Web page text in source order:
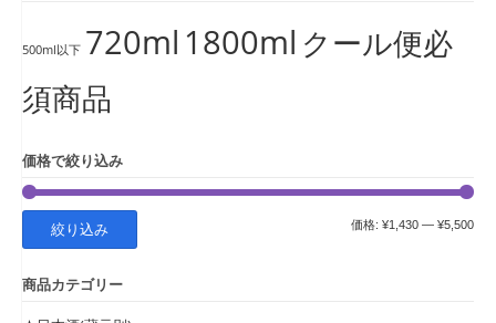
500ml以下 720ml 1800ml クール便必
須商品
価格で絞り込み
最
最
絞り込み 価格: ¥1,430 — ¥5,500
商品カテゴリー